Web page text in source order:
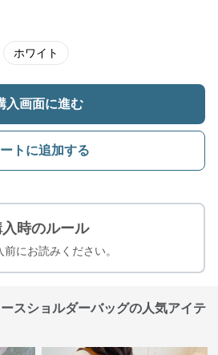
ホワイト
入画面に進む
トに追加する
入時のルール
前にお読みください。
スショルダーバッグの人気アイテ